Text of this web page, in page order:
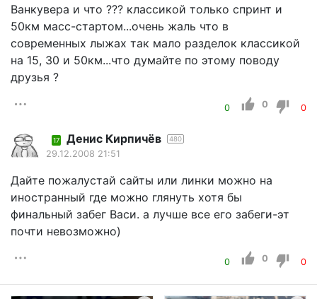
Ванкувера и что ??? классикой только спринт и
50км масс-стартом...очень жаль что в
современных лыжах так мало разделок классикой
на 15, 30 и 50км...что думайте по этому поводу
друзья ?
0 0 0
17 Денис Кирпичёв 480
29.12.2008 21:51
Дайте пожалустай сайты или линки можно на
иностранный где можно глянуть хотя бы
финальный забег Васи. а лучше все его забеги-эт
почти невозможно)
0 0 0